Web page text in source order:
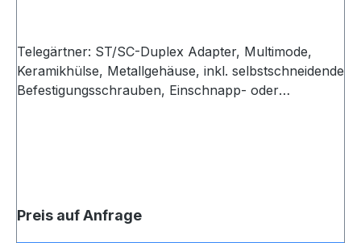
Telegärtner: ST/SC-Duplex Adapter, Multimode,
Keramikhülse, Metallgehäuse, inkl. selbstschneidende
Befestigungsschrauben, Einschnapp- oder
Preis auf Anfrage